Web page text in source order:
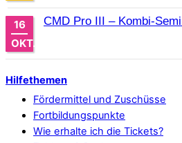
16
OKT.
CMD Pro III – Kombi-
Hilfethemen
Fördermittel und Zuschüsse
Fortbildungspunkte
Wie erhalte ich die Tickets?